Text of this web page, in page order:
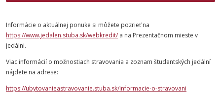
Informácie o aktuálnej ponuke si môžete pozrieť na
https://www.jedalen.stuba.sk/webkredit/ a na Prezentačnom mieste v
jedálni.
Viac informácií o možnostiach stravovania a zoznam študentských jedální
nájdete na adrese:
https://ubytovanieastravovanie.stuba.sk/informacie-o-stravovani